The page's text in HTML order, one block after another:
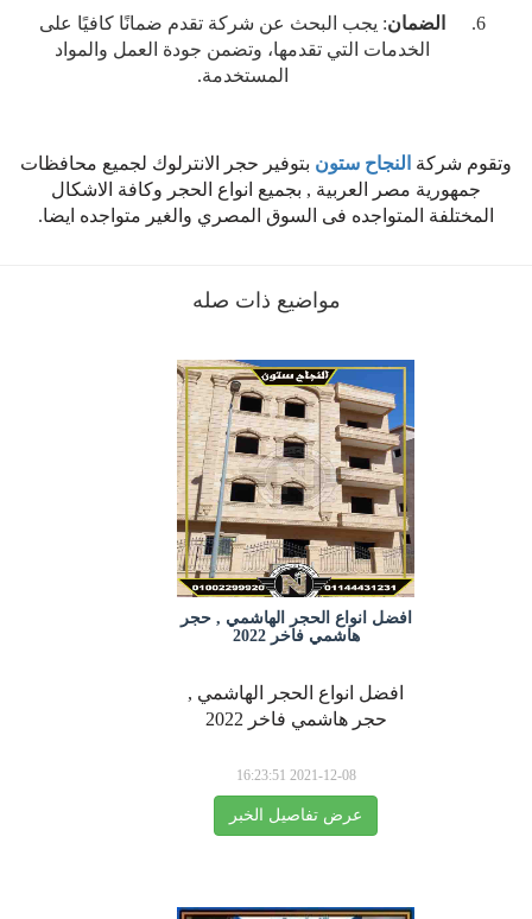
الضمان: يجب البحث عن شركة تقدم ضمانًا كافيًا على
الخدمات التي تقدمها، وتضمن جودة العمل والمواد
المستخدمة.
وتقوم شركة النجاح ستون بتوفير حجر الانترلوك لجميع محافظات
جمهورية مصر العربية , بجميع انواع الحجر وكافة الاشكال
المختلفة المتواجده فى السوق المصري والغير متواجده ايضا.
مواضيع ذات صله
افضل انواع الحجر الهاشمي , حجر
هاشمي فاخر 2022
افضل انواع الحجر الهاشمي ,
حجر هاشمي فاخر 2022
2021-12-08 16:23:51
عرض تفاصيل الخبر